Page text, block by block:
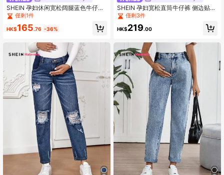
SHEIN 孕妇休闲宽松阔腿蓝色牛仔裤
女牛仔裤宽松牛仔裤休闲宽松阔腿裤
蓝色女直筒牛仔裤感恩节宽腰
僅剩1件
HK$165.76 -36%
SHEIN 孕妇宽松直筒牛仔裤 侧边贴片
妈妈牛仔裤 黑色
僅剩3件
HK$219.00